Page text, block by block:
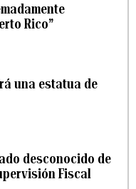
Rico”
una estatua de
desconocido de
Fiscal